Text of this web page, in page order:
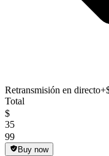
Retransmisión en directo
Total
$
35
99
Buy now